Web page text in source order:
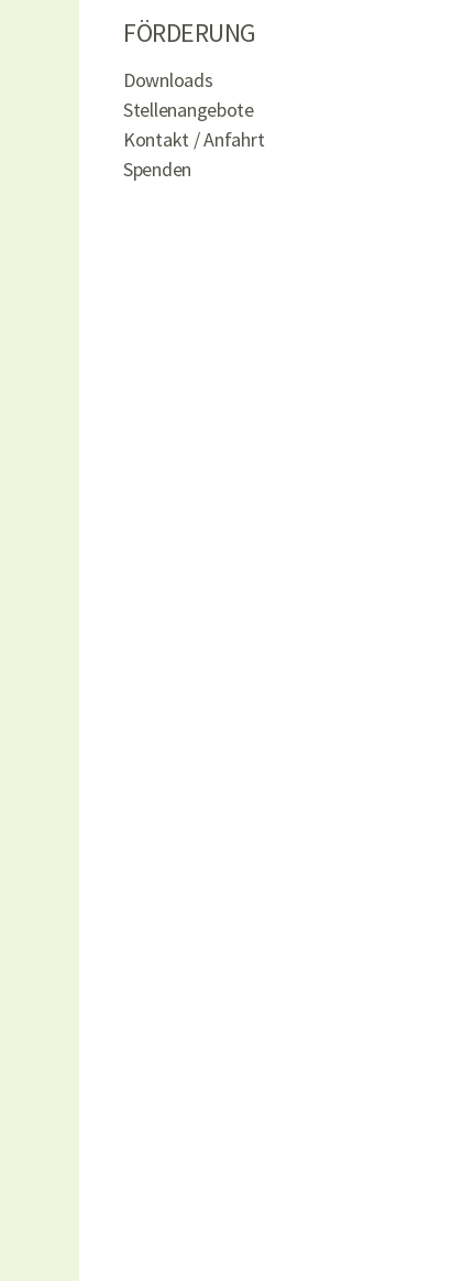
FÖRDERUNG
Downloads
Stellenangebote
Kontakt / Anfahrt
Spenden